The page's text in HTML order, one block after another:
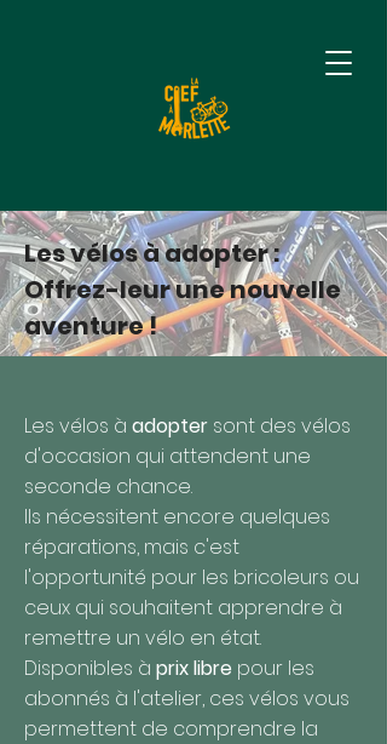
Les vélos à adopter :
Offrez-leur une nouvelle
aventure !
Les vélos à adopter sont des vélos
d'occasion qui attendent une
seconde chance.
Ils nécessitent encore quelques
réparations, mais c'est
l'opportunité pour les bricoleurs ou
ceux qui souhaitent apprendre à
remettre un vélo en état.
Disponibles à prix libre pour les
abonnés à l'atelier, ces vélos vous
permettent de comprendre la